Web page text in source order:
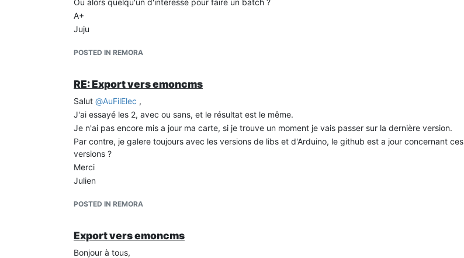
A+
Juju
POSTED IN REMORA
RE: Export vers emoncms
Salut @AuFilElec ,
J'ai essayé les 2, avec ou sans, et le résultat est le même.
Je n'ai pas encore mis a jour ma carte, si je trouve un moment je vais passer sur la dernière version.
Par contre, je galere toujours avec les versions de libs et d'Arduino, le github est a jour concernant ces
versions ?
Merci
Julien
POSTED IN REMORA
Export vers emoncms
Bonjour à tous,